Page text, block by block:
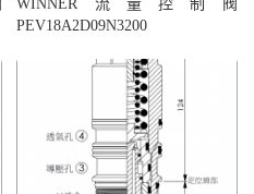
WINNER流量控制阀
PEV18A2D09N3200